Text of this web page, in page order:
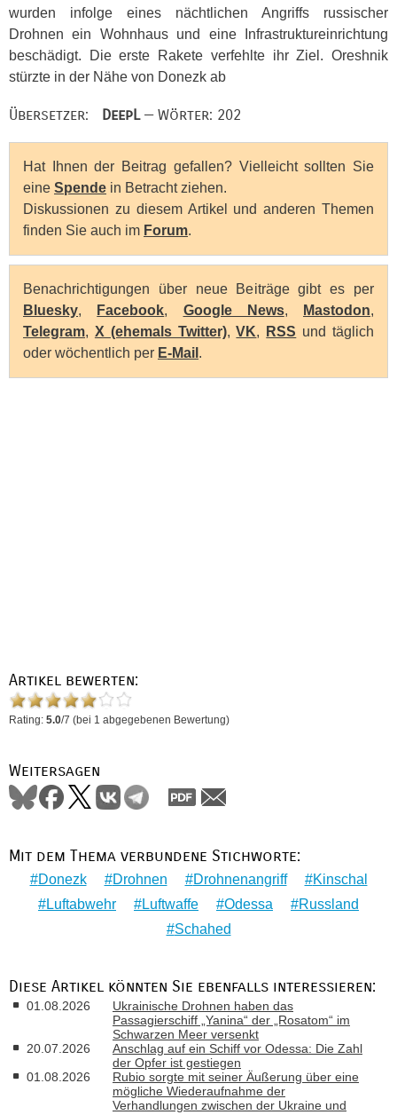
wurden infolge eines nächtlichen Angriffs russischer
Drohnen ein Wohnhaus und eine Infrastruktureinrichtung
beschädigt. Die erste Rakete verfehlte ihr Ziel. Oreshnik
stürzte in der Nähe von Donezk ab
Übersetzer: DeepL— Wörter: 202
Hat Ihnen der Beitrag gefallen? Vielleicht sollten Sie
eine Spende in Betracht ziehen.
Diskussionen zu diesem Artikel und anderen Themen
finden Sie auch im Forum.
Benachrichtigungen über neue Beiträge gibt es per
Bluesky, Facebook, Google News, Mastodon,
Telegram, X (ehemals Twitter),VK, RSS und täglich
oder wöchentlich per E-Mail .
Artikel bewerten:
Rating: 5.0/7 (bei 1 abgegebenen Bewertung)
Weitersagen
Mit dem Thema verbundene Stichworte:
Donezk Drohnen Drohnenangriff
Kinschal
Luftabwehr
Luftwaffe Odessa
Russland
Schahed
Diese Artikel könnten Sie ebenfalls interessieren:
01.08.2026
Ukrainische Drohnen haben das
Passagierschiff „Yanina“ der „Rosatom“ im
Schwarzen Meer versenkt
20.07.2026
Anschlag auf ein Schiff vor Odessa: Die Zahl
der Opfer ist gestiegen
01.08.2026
Rubio sorgte mit seiner Äußerung über eine
mögliche Wiederaufnahme der
Verhandlungen zwischen der Ukraine und